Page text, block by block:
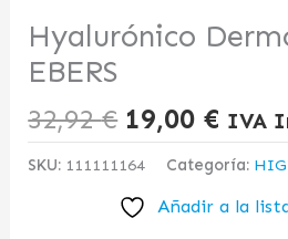
Hyalurónico
EBERS
32,92€ 19,00 € IVA
SKU: 111111164 Categoría:
Añadir a la